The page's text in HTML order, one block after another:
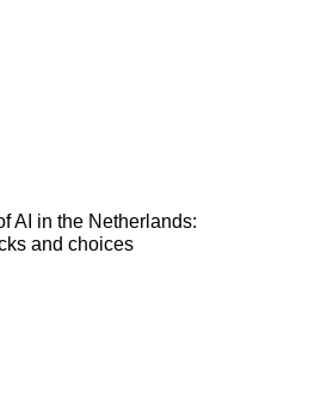
AI in the Netherlands:
and choices